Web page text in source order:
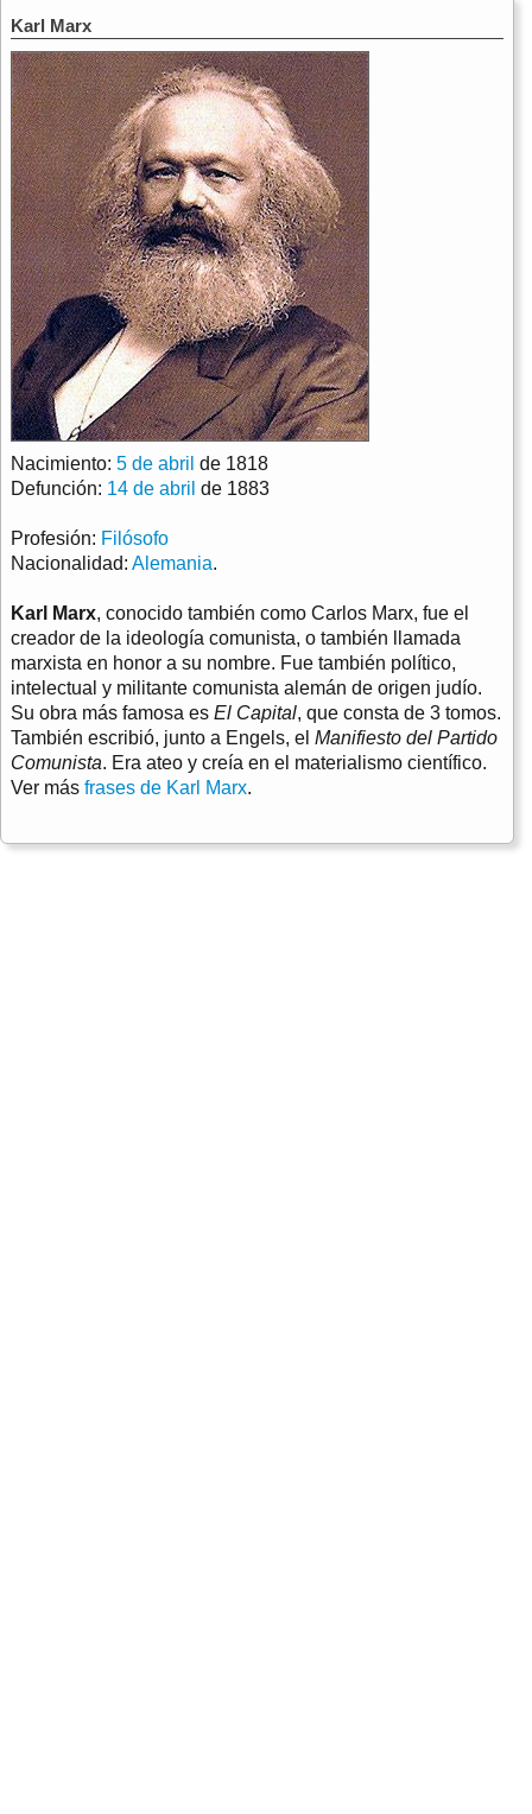
Karl Marx
Nacimiento: 5 de abril de 1818
Defunción: 14 de abril de 1883
Profesión: Filósofo
Nacionalidad: Alemania.
Karl Marx, conocido también como Carlos Marx, fue el
creador de la ideología comunista, o también llamada
marxista en honor a su nombre. Fue también político,
intelectual y militante comunista alemán de origen judío.
Su obra más famosa es El Capital, que consta de 3 tomos.
También escribió, junto a Engels, el Manifiesto del Partido
Comunista. Era ateo y creía en el materialismo científico.
Ver más frases de Karl Marx.